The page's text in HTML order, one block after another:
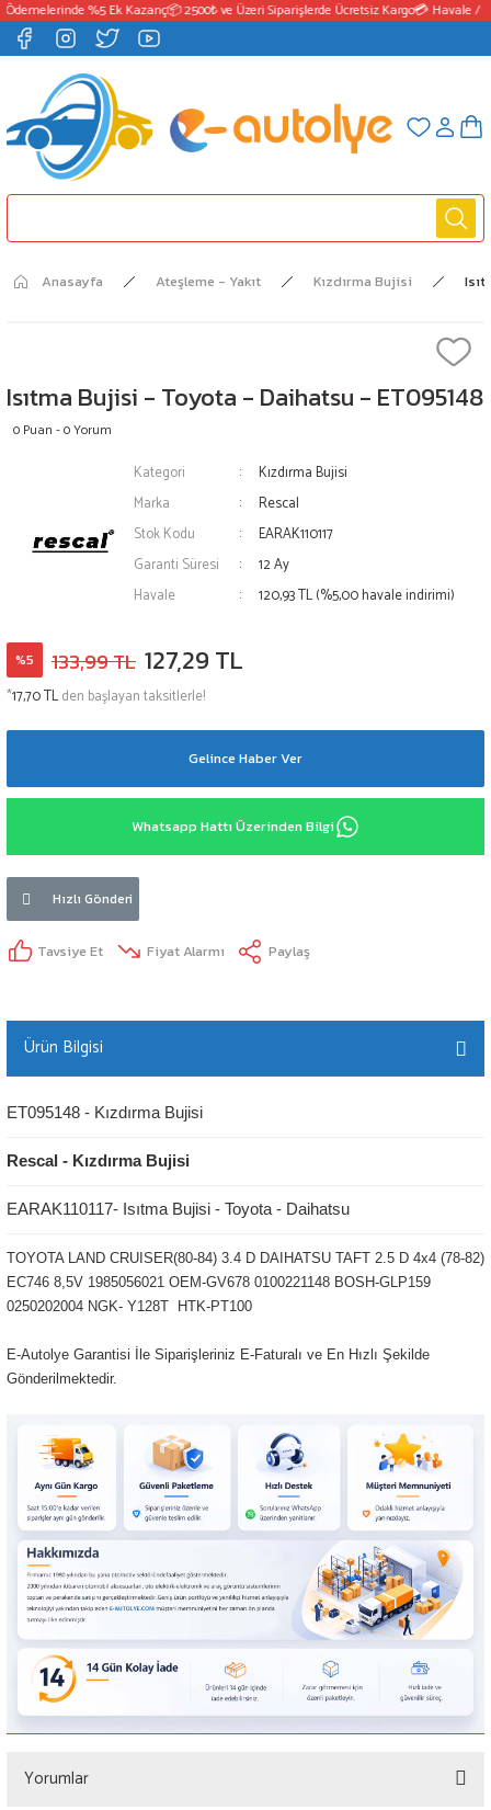
%5 Ek Kazanç📦 2500₺ ve Üzeri Siparişlerde Ücretsiz Kargo💳 Havale /
Anasayfa Ateşleme - Yakıt Kızdırma Bujisi
Isıtma Bujisi - Toyota - Daihatsu - ET095148
0 Puan - 0 Yorum
Kategori
Kızdırma Bujisi
Marka
Rescal
Stok Kodu
EARAK110117
Garanti Süresi
12 Ay
Havale
120,93 TL (%5,00 havale indirimi)
%5 133,99 TL 127,29 TL
*17,70 TLden başlayan taksitlerle!
Gelince Haber Ver
Whatsapp Hattı Üzerinden Bilgi
Hızlı Gönderi
Tavsiye Et Fiyat Alarmı Paylaş
Ürün Bilgisi
ET095148 - Kızdırma Bujisi
Rescal - Kızdırma Bujisi
EARAK110117- Isıtma Bujisi - Toyota - Daihatsu
TOYOTA LAND CRUISER(80-84) 3.4 D DAIHATSU TAFT 2.5 D 4x4 (78-82)
EC746 8,5V 1985056021 OEM-GV678 0100221148 BOSH-GLP159
0250202004 NGK- Y128T HTK-PT100
E-Autolye Garantisi İle Siparişleriniz E-Faturalı ve En Hızlı Şekilde
Gönderilmektedir.
Yorumlar